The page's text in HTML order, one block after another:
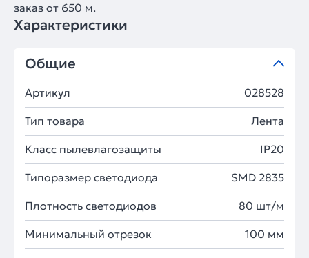
заказ от 650 м.
Характеристики
Общие
Артикул 028528
Тип товара Лента
Класс пылевлагозащиты IP20
Типоразмер светодиода SMD 2835
Плотность светодиодов 80 шт/м
Минимальный отрезок 100 мм